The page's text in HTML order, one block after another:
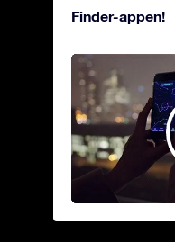
Finder-appen!